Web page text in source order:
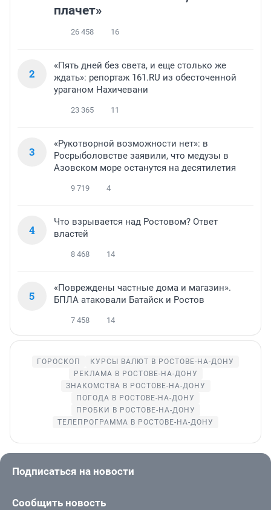
плачет»
26 458 16
2
«Пять дней без света, и еще столько же
ждать»: репортаж 161.RU из обесточенной
ураганом Нахичевани
23 365 11
3
«Рукотворной возможности нет»: в
Росрыболовстве заявили, что медузы в
Азовском море останутся на десятилетия
9 719 4
4
Что взрывается над Ростовом? Ответ
властей
8 468 14
5
«Повреждены частные дома и магазин».
БПЛА атаковали Батайск и Ростов
7 458 14
ГОРОСКОП
КУРСЫ ВАЛЮТ В РОСТОВЕ-НА-ДОНУ
РЕКЛАМА В РОСТОВЕ-НА-ДОНУ
ЗНАКОМСТВА В РОСТОВЕ-НА-ДОНУ
ПОГОДА В РОСТОВЕ-НА-ДОНУ
ПРОБКИ В РОСТОВЕ-НА-ДОНУ
ТЕЛЕПРОГРАММА В РОСТОВЕ-НА-ДОНУ
Подписаться на новости
Сообщить новость